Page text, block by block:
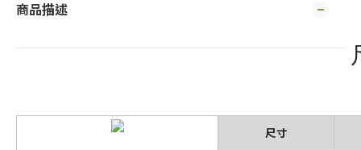
商品描述
尺寸